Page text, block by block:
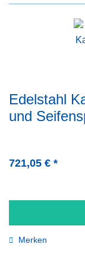
Edelstahl
und
721,05 € *
Merken